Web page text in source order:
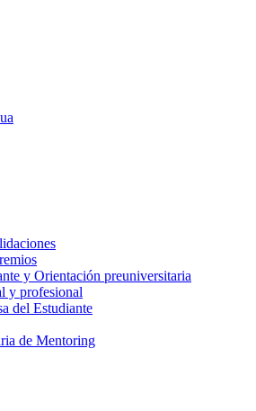
y Orientación preuniversitaria
y profesional
del Estudiante
de Mentoring